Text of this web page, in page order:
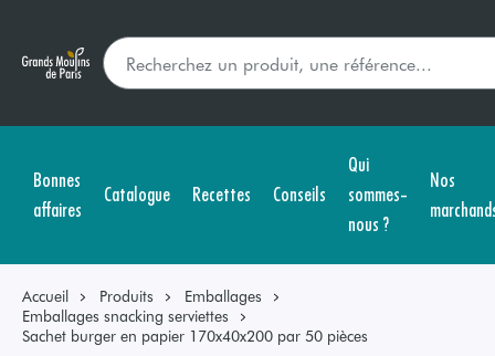
Bonnes
affaires
Catalogue Recettes Conseils
Qui
sommes-
nous ?
Nos
Accueil Produits
Emballages
Emballages snacking serviettes
Sachet burger en papier 170x40x200 par 50 pièces